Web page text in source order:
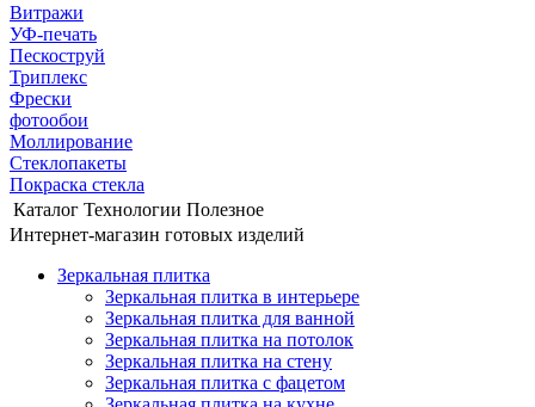
Витражи
УФ-печать
Пескоструй
Триплекс
Фрески
фотообои
Моллирование
Стеклопакеты
Покраска стекла
Каталог Технологии Полезное
Интернет-магазин готовых изделий
Зеркальная плитка
Зеркальная плитка в интерьере
Зеркальная плитка для ванной
Зеркальная плитка на потолок
Зеркальная плитка на стену
Зеркальная плитка с фацетом